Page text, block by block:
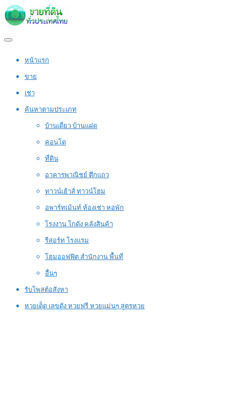
หน้าแรก
ขาย
เช่า
ค้นหาตามประเภท
บ้านเดี่ยว บ้านแฝด
คอนโด
ที่ดิน
อาคารพาณิชย์ ตึกแถว
ทาวน์เฮ้าส์ ทาวน์โฮม
อพาร์ทเม้นท์ ห้องเช่า หอพัก
โรงงาน โกดัง คลังสินค้า
รีสอร์ท โรงแรม
โฮมออฟฟิต สำนักงาน พื้นที่
อื่นๆ
รับโพสต์อสังหา
หวยเด็ด เลขดัง หวยฟรี หวยแม่นๆ สูตรหวย